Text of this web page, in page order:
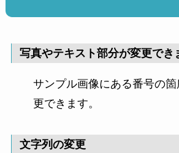
写真やテキスト部分が変更でき
サンプル画像にある番号の
更できます。
文字列の変更